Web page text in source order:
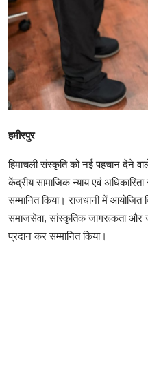
हमीरपुर
हिमाचली संस्कृति को नई पहचान देने
केंद्रीय सामाजिक न्याय एवं
सम्मानित किया। राजधानी में आयोजित
समाजसेवा, सांस्कृतिक जागरूकता और
प्रदान कर सम्मानित किया।